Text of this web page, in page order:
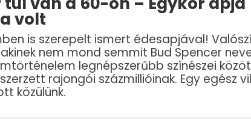
volt
is szerepelt ismert édesapjával!
nem mond semmit Bud Spencer
legnépszerűbb színészei
rajongói százmillióinak. Egy egész
közülünk.